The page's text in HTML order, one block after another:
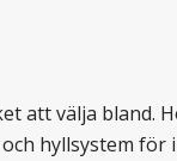
att välja bland.
hyllsystem